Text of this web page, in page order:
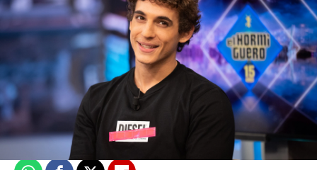
Objetivo TV
Madrid
24 de mayo de 2021, 15:03
Publicado:24 de mayo de 2021, 15:02